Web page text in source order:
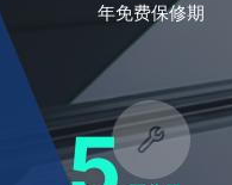
年免费保修期